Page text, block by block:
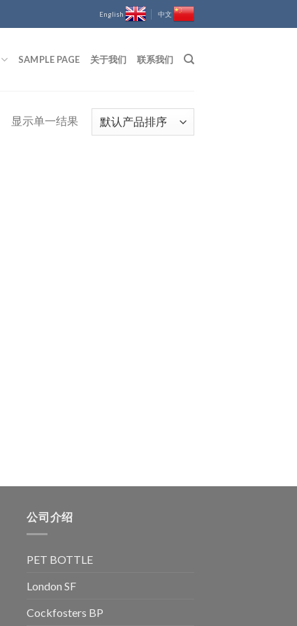
English 中文
SAMPLE PAGE 关于我们 联系我们
显示单一结果
公司介绍
PET BOTTLE
London SF
Cockfosters BP